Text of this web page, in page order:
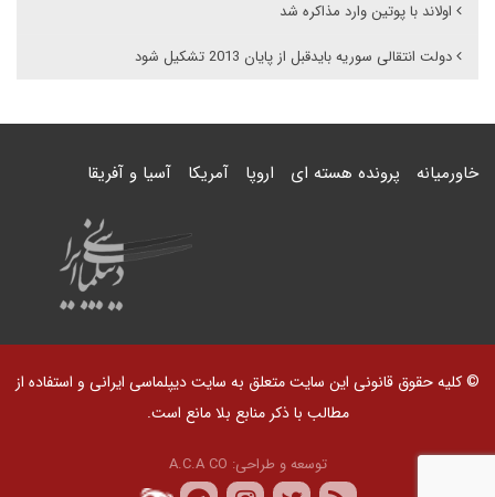
اولاند با پوتین وارد مذاکره شد
دولت انتقالی سوریه بایدقبل از پایان 2013 تشکیل شود
خاورمیانه پرونده هسته ای اروپا آمریکا آسیا و آفریقا
© کلیه حقوق قانونی این سایت متعلق به سایت دیپلماسی ایرانی و استفاده از
مطالب با ذکر منابع بلا مانع است.
توسعه و طراحی: A.C.A CO